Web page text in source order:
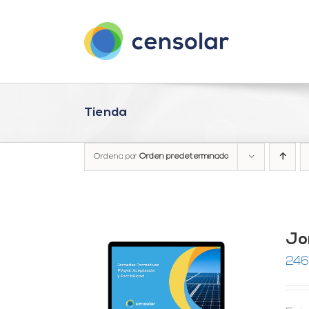
Tienda
Ordena por Orden predeterminado